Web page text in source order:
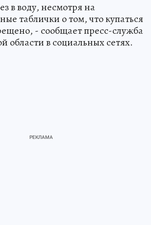
в воду, несмотря на
таблички о том, что купаться
- сообщает пресс-служба
области в социальных сетях.